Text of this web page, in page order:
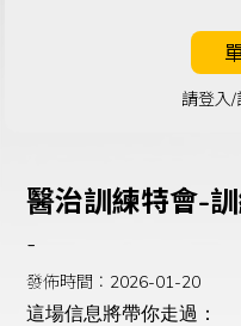
請登入
醫治訓練特會-
-
發佈時間：2026-01-20
這場信息將帶你走過 ：